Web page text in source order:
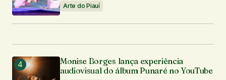
Arte do Piauí
Monise Borges lança experiência
audiovisual do álbum Punaré no YouTube